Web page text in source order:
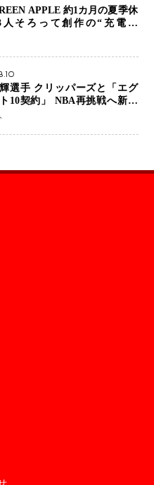
APPLE 約1カ月の夏季休
そろって創作の“充電期
らしいインプットを」
選手 クリッパーズと「エグ
10契約」 NBA再挑戦へ新た
八村塁選手との共闘にも期待